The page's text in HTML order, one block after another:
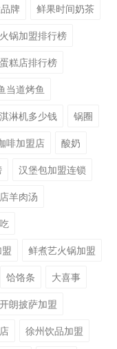
牌
鲜果时间奶茶
锅加盟排行榜
糕店排行榜
当道烤鱼
淋机多少钱
锅圈
啡加盟店
酸奶
汉堡包加盟连锁
羊肉汤
鲜煮艺火锅加盟
饸饹条
大喜事
朗披萨加盟
徐州饮品加盟